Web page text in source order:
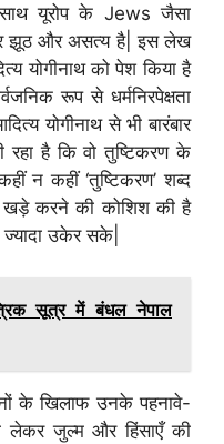
यूरोप के Jews जैसा
झूठ और असत्य है| इस लेख
योगीनाथ को पेश किया है
रूप से धर्मनिरपेक्षता
योगीनाथ से भी बारंबार
रहा है कि वो तुष्टिकरण के
न कहीं ‘तुष्टिकरण’ शब्द
खड़े करने की कोशिश की है
उकेर सके|
सूत्र में बंधल नेपाल
के खिलाफ उनके पहनावे-
लेकर जुल्म और हिंसाएँ की